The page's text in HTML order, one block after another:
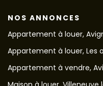
NOS ANNONCES
Appartement à louer,
Appartement à louer, Les
Appartement à vendre,